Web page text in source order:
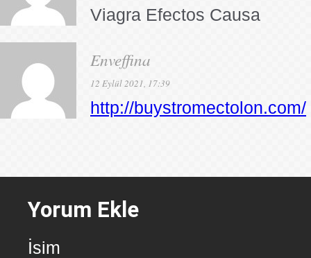
Viagra Efectos Causa
Enveffina
12 Eylül 2021, 17:39
http://buystromectolon.com/
Yorum Ekle
İsim